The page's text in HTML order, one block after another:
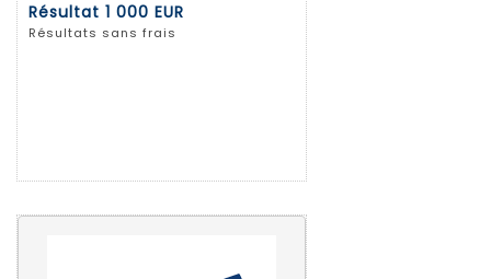
Résultat 1 000 EUR
Résultats sans frais